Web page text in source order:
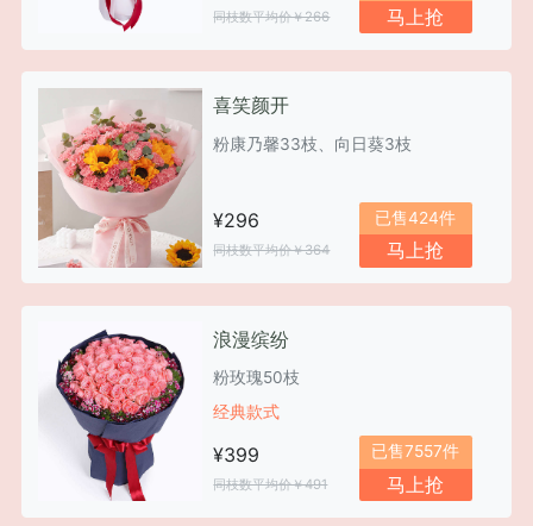
同枝数平均价￥266 马上抢
喜笑颜开
粉康乃馨33枝、向日葵3枝
¥296
同枝数平均价￥364
已售424件
马上抢
浪漫缤纷
粉玫瑰50枝
经典款式
¥399
同枝数平均价￥491
已售7557件
马上抢